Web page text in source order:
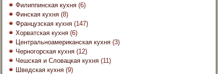
Филиппинская кухня (6)
Финская кухня (8)
Французская кухня (147)
Хорватская кухня (6)
Центральноамериканская кухня (3)
Черногорская кухня (12)
Чешская и Словацкая кухня (11)
Шведская кухня (9)